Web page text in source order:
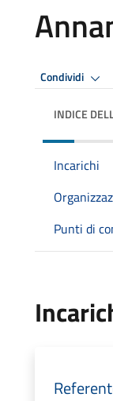
Condividi
INDICE
Incarichi
Punti di